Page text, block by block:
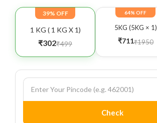
39% OFF
1 KG ( 1 KG X 1)
₹302₹499
64% OFF
5KG (5KG × 1)
₹711₹1950
Check